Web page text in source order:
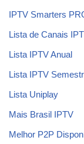
IPTV Smarters
Lista de Canais
Lista IPTV Anual
Lista IPTV
Lista Uniplay
Mais Brasil IPTV
Melhor P2P